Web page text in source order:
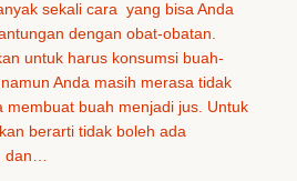
sekali cara yang bisa Anda
dengan obat-obatan.
untuk harus konsumsi buah-
Anda masih merasa tidak
membuat buah menjadi jus. Untuk
berarti tidak boleh ada
dan…